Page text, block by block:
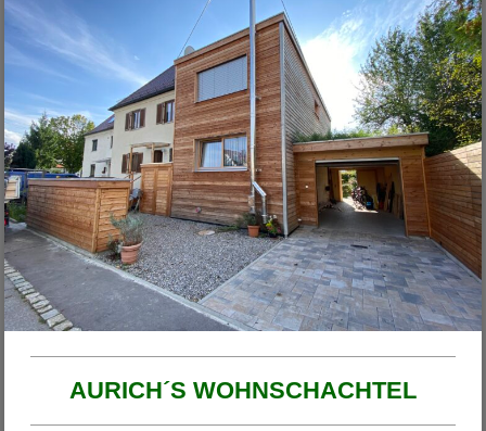
Unsere Projekte
2026
Haus am Ende der Rosengasse
Anbau Michl
Anbau Handfest
Haus Wirth - Großkinsky
Haus Franzi
AURICH´S WOHNSCHACHTEL